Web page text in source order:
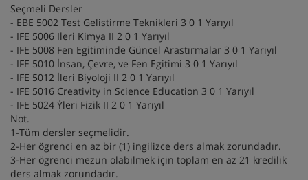
Seçmeli Dersler
- EBE 5002 Test Gelistirme Teknikleri 3 0 1 Yarıyıl
- IFE 5006 Ileri Kimya II 2 0 1 Yarıyıl
- IFE 5008 Fen Egitiminde Güncel Arastırmalar 3 0 1 Yarıyıl
- IFE 5010 İnsan, Çevre, ve Fen Egitimi 3 0 1 Yarıyıl
- IFE 5012 İleri Biyoloji II 2 0 1 Yarıyıl
- IFE 5016 Creativity in Science Education 3 0 1 Yarıyıl
- IFE 5024 Ýleri Fizik II 2 0 1 Yarıyıl
Not.
1-Tüm dersler seçmelidir.
2-Her ögrenci en az bir (1) ingilizce ders almak zorundadır.
3-Her ögrenci mezun olabilmek için toplam en az 21 kredilik
ders almak zorundadır.